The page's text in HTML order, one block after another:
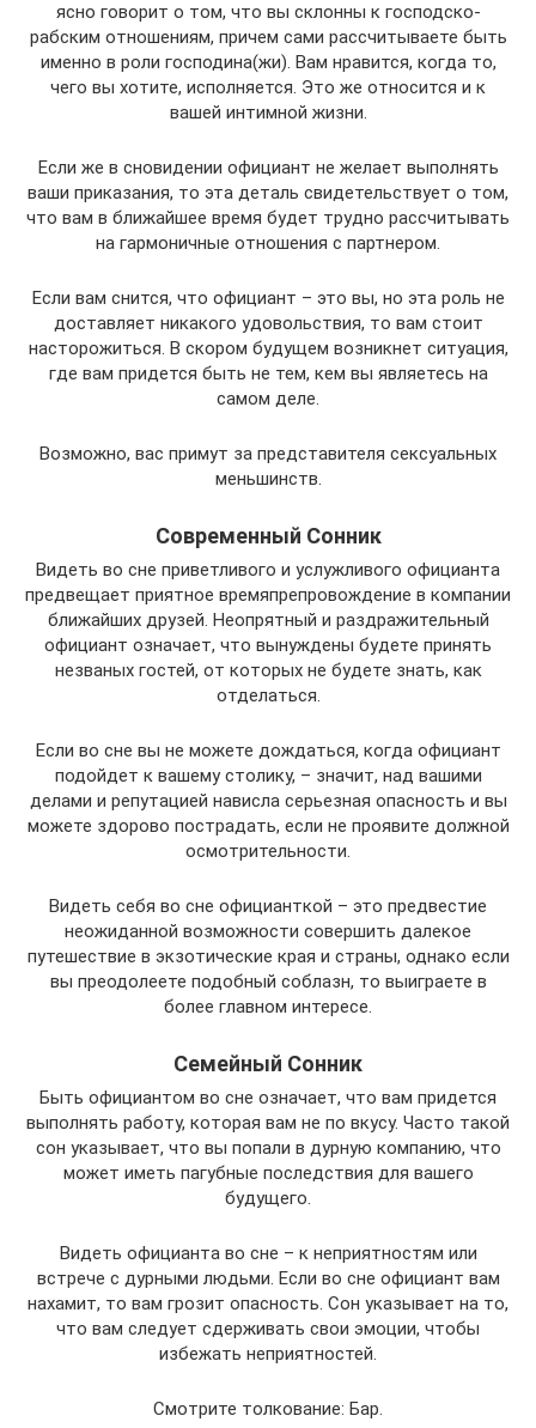
ясно говорит о том, что вы склонны к господско-
рабским отношениям, причем сами рассчитываете быть
именно в роли господина(жи). Вам нравится, когда то,
чего вы хотите, исполняется. Это же относится и к
вашей интимной жизни.
Если же в сновидении официант не желает выполнять
ваши приказания, то эта деталь свидетельствует о том,
что вам в ближайшее время будет трудно рассчитывать
на гармоничные отношения с партнером.
Если вам снится, что официант – это вы, но эта роль не
доставляет никакого удовольствия, то вам стоит
насторожиться. В скором будущем возникнет ситуация,
где вам придется быть не тем, кем вы являетесь на
самом деле.
Возможно, вас примут за представителя сексуальных
меньшинств.
Современный Сонник
Видеть во сне приветливого и услужливого официанта
предвещает приятное времяпрепровождение в компании
ближайших друзей. Неопрятный и раздражительный
официант означает, что вынуждены будете принять
незваных гостей, от которых не будете знать, как
отделаться.
Если во сне вы не можете дождаться, когда официант
подойдет к вашему столику, – значит, над вашими
делами и репутацией нависла серьезная опасность и вы
можете здорово пострадать, если не проявите должной
осмотрительности.
Видеть себя во сне официанткой – это предвестие
неожиданной возможности совершить далекое
путешествие в экзотические края и страны, однако если
вы преодолеете подобный соблазн, то выиграете в
более главном интересе.
Семейный Сонник
Быть официантом во сне означает, что вам придется
выполнять работу, которая вам не по вкусу. Часто такой
сон указывает, что вы попали в дурную компанию, что
может иметь пагубные последствия для вашего
будущего.
Видеть официанта во сне – к неприятностям или
встрече с дурными людьми. Если во сне официант вам
нахамит, то вам грозит опасность. Сон указывает на то,
что вам следует сдерживать свои эмоции, чтобы
избежать неприятностей.
Смотрите толкование: Бар.